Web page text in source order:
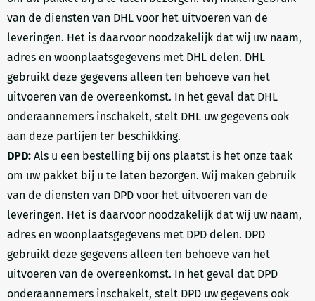
van de diensten van DHL voor het uitvoeren van de
leveringen. Het is daarvoor noodzakelijk dat wij uw naam,
adres en woonplaatsgegevens met DHL delen. DHL
gebruikt deze gegevens alleen ten behoeve van het
uitvoeren van de overeenkomst. In het geval dat DHL
onderaannemers inschakelt, stelt DHL uw gegevens ook
aan deze partijen ter beschikking.
DPD: Als u een bestelling bij ons plaatst is het onze taak
om uw pakket bij u te laten bezorgen. Wij maken gebruik
van de diensten van DPD voor het uitvoeren van de
leveringen. Het is daarvoor noodzakelijk dat wij uw naam,
adres en woonplaatsgegevens met DPD delen. DPD
gebruikt deze gegevens alleen ten behoeve van het
uitvoeren van de overeenkomst. In het geval dat DPD
onderaannemers inschakelt, stelt DPD uw gegevens ook